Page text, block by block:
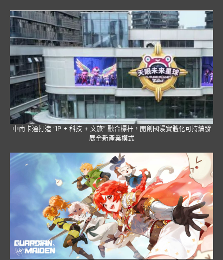
中南卡通打造 “IP + 科技 + 文旅” 融合標杆，開創國漫實體化可持續發
展全新產業模式